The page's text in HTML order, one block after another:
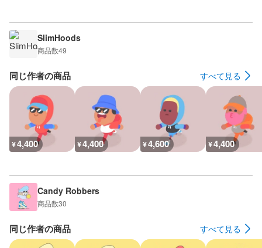
SlimHoods
商品数49
同じ作者の商品 すべて見る
¥4,400 ¥4,400 ¥4,600 ¥4,400
Candy Robbers
商品数30
同じ作者の商品 すべて見る